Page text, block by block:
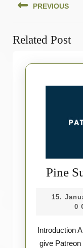
PREVIOUS
post:
Related Post
Pine
15.
0
Introduction As you can see, I have decided to
give